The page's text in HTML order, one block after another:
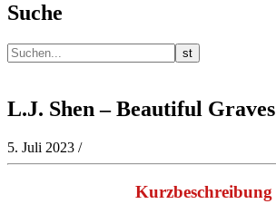
Suche
L.J. Shen – Beautiful Graves
5. Juli 2023 /
Kurzbeschreibung